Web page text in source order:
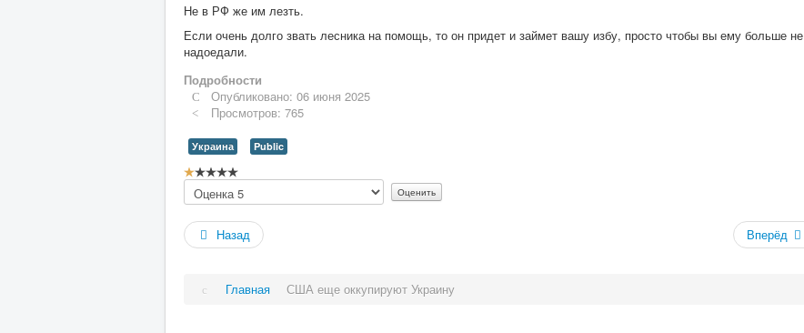
Не в РФ же им лезть.
Если очень долго звать лесника на помощь, то он придет и займет вашу избу, просто чтобы вы ему больше не
надоедали.
Подробности
Опубликовано: 06 июня 2025
Просмотров: 765
Украина Public
Рейтинг:
/
Пожалуйста,
оцените
Назад
Вперёд
Главная США еще оккупируют Украину